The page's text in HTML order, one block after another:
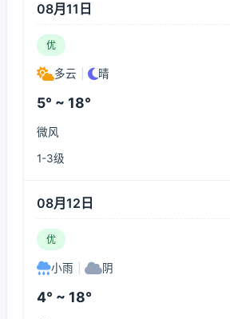
08月11日
优
多云 晴
5° ~ 18°
微风
1-3级
08月12日
优
小雨 阴
4° ~ 18°